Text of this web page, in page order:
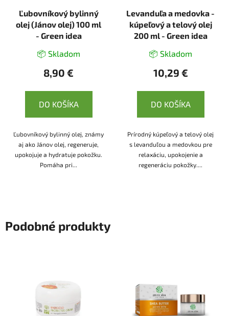
Ľubovníkový bylinný
olej (Jánov olej) 100 ml
- Green idea
📦 Skladom
8,90 €
DO KOŠÍKA
Ľubovníkový bylinný olej, známy
aj ako Jánov olej, regeneruje,
upokojuje a hydratuje pokožku.
Pomáha pri...
Levanduľa a medovka -
kúpeľový a telový olej
200 ml - Green idea
📦 Skladom
10,29 €
DO KOŠÍKA
Prírodný kúpeľový a telový olej
s levanduľou a medovkou pre
relaxáciu, upokojenie a
regeneráciu pokožky....
Podobné produkty